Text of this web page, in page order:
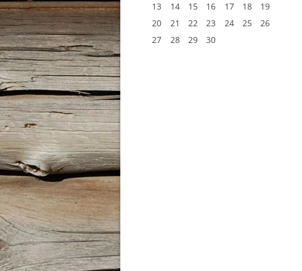
13
14 15 16 17 18
19
20
21 22 23 24 25
26
27
28 29 30